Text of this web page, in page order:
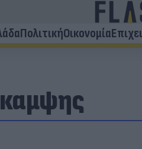
ΠολιτικήΟικονομία